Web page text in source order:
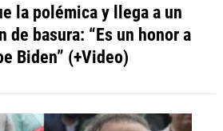
la polémica y llega a un
de basura: “Es un honor a
Biden” (+Video)